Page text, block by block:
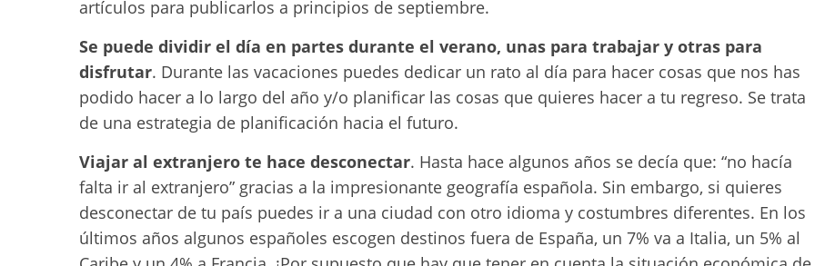
artículos para publicarlos a principios de septiembre.
Se puede dividir el día en partes durante el verano, unas para trabajar y otras para
disfrutar. Durante las vacaciones puedes dedicar un rato al día para hacer cosas que nos has
podido hacer a lo largo del año y/o planificar las cosas que quieres hacer a tu regreso. Se trata
de una estrategia de planificación hacia el futuro.
Viajar al extranjero te hace desconectar. Hasta hace algunos años se decía que: “no hacía
falta ir al extranjero” gracias a la impresionante geografía española. Sin embargo, si quieres
desconectar de tu país puedes ir a una ciudad con otro idioma y costumbres diferentes. En los
últimos años algunos españoles escogen destinos fuera de España, un 7% va a Italia, un 5% al